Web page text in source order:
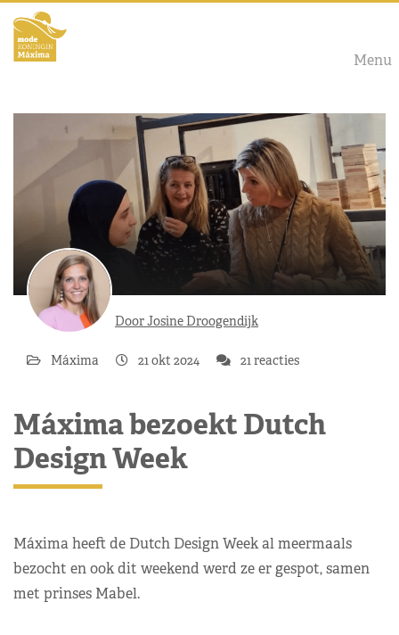
Menu
Door Josine Droogendijk
Máxima 21 okt 2024 21 reacties
Máxima bezoekt Dutch
Design Week
Máxima heeft de Dutch Design Week al meermaals
bezocht en ook dit weekend werd ze er gespot, samen
met prinses Mabel.